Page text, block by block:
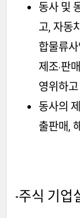
동사 및
고, 자동
합물류
제조·판
영위하
동사의
출판매,
-주식 기업